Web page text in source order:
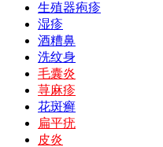
生殖器疱疹
湿疹
酒糟鼻
洗纹身
毛囊炎
荨麻疹
花斑癣
扁平疣
皮炎